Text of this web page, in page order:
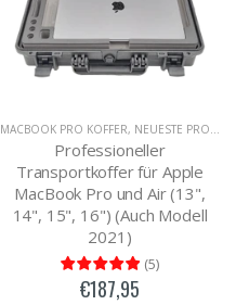
MACBOOK PRO KOFFER, NEUESTE PRODUKTE AUF MC-CASES
Professioneller
Transportkoffer für Apple
MacBook Pro und Air (13",
14", 15", 16") (Auch Modell
2021)
(5)
€187,95